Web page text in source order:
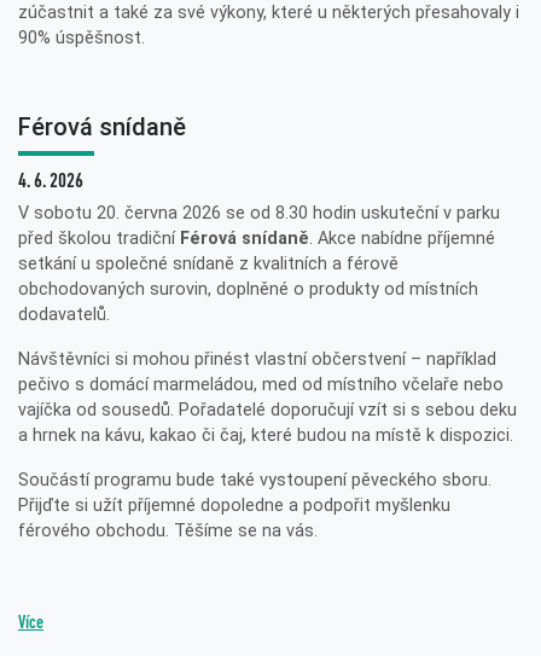
zúčastnit a také za své výkony, které u některých přesahovaly i
90% úspěšnost.
Férová snídaně
4. 6. 2026
V sobotu 20. června 2026 se od 8.30 hodin uskuteční v parku
před školou tradiční Férová snídaně. Akce nabídne příjemné
setkání u společné snídaně z kvalitních a férově
obchodovaných surovin, doplněné o produkty od místních
dodavatelů.
Návštěvníci si mohou přinést vlastní občerstvení – například
pečivo s domácí marmeládou, med od místního včelaře nebo
vajíčka od sousedů. Pořadatelé doporučují vzít si s sebou deku
a hrnek na kávu, kakao či čaj, které budou na místě k dispozici.
Součástí programu bude také vystoupení pěveckého sboru.
Přijďte si užít příjemné dopoledne a podpořit myšlenku
férového obchodu. Těšíme se na vás.
Více